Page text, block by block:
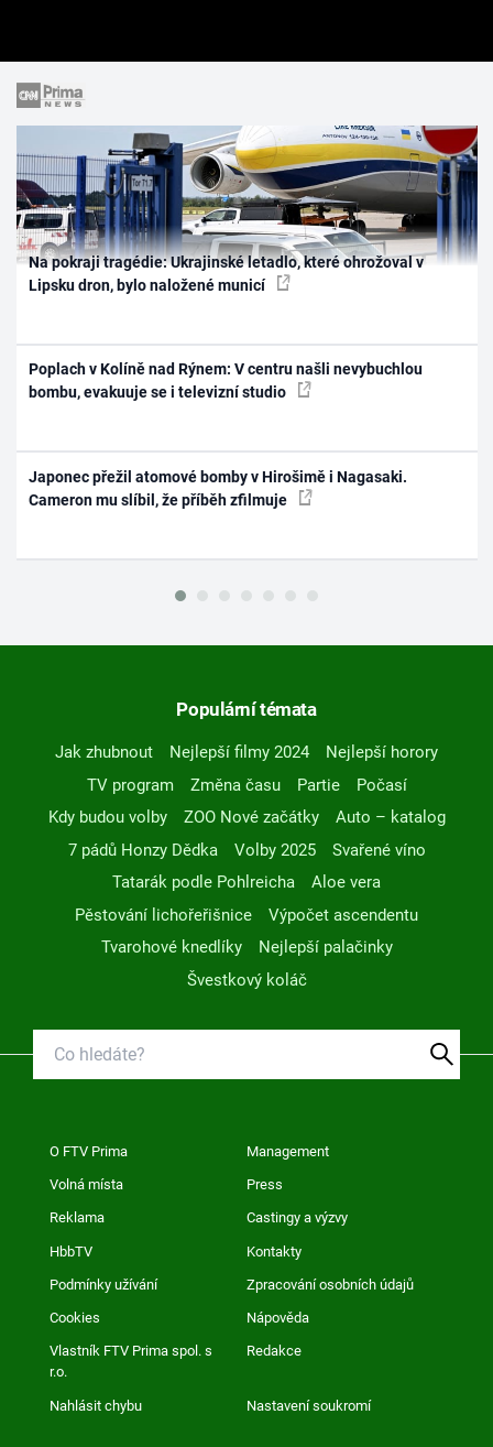
Na pokraji tragédie: Ukrajinské letadlo, které ohrožoval v
Lipsku dron, bylo naložené municí
Poplach v Kolíně nad Rýnem: V centru našli nevybuchlou
bombu, evakuuje se i televizní studio
Japonec přežil atomové bomby v Hirošimě i Nagasaki.
Cameron mu slíbil, že příběh zfilmuje
Populární témata
Jak zhubnout Nejlepší filmy 2024
Nejlepší horory
TV program
Změna času Partie
Počasí
Kdy budou volby
ZOO Nové začátky
Auto – katalog
7 pádů Honzy Dědka
Volby 2025
Svařené víno
Tatarák podle Pohlreicha
Aloe vera
Pěstování lichořeřišnice
Výpočet ascendentu
Tvarohové knedlíky
Nejlepší palačinky
Švestkový koláč
O FTV Prima Management
Volná místa Press
Reklama Castingy a výzvy
HbbTV Kontakty
Podmínky užívání Zpracování osobních údajů
Cookies Nápověda
Vlastník FTV Prima spol. s
r.o.
Redakce
Nahlásit chybu Nastavení soukromí